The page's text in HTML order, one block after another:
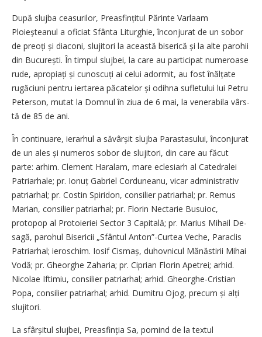
După slujba ceasurilor, Preasfințitul Părinte Varlaam
Ploieșteanul a oficiat Sfânta Liturghie, înconjurat de un sobor
de preoți și diaconi, slujitori la această biserică și la alte parohii
din București. În timpul slujbei, la care au participat numeroase
rude, apropiați și cunoscuți ai celui adormit, au fost înălțate
rugăciuni pentru iertarea păcatelor și odihna sufletului lui Petru
Peterson, mutat la Domnul în ziua de 6 mai, la venerabila vârs­
tă de 85 de ani.
În continuare, ierarhul a săvâr­șit slujba Parastasului, înconjurat
de un ales și numeros sobor de slujitori, din care au făcut
parte: arhim. Clement Haralam, mare eclesiarh al Catedralei
Patriarhale; pr. Ionuț Gabriel Corduneanu, vicar administrativ
patriarhal; pr. Costin Spiridon, consilier patriarhal; pr. Remus
Marian, consilier patriarhal; pr. Florin Nectarie Busuioc,
protopop al Protoieriei Sector 3 Capitală; pr. Marius Mihail De­
sagă, parohul Bisericii „Sfântul Anton”-Curtea Veche, Paraclis
Patriarhal; ieroschim. Iosif Cismaș, duhovnicul Mănăstirii Mihai
Vodă; pr. Gheorghe Zaharia; pr. Ciprian Florin Apetrei; arhid.
Nicolae Iftimiu, consilier patriarhal; arhid. Gheorghe-Cristian
Popa, consilier patriarhal; arhid. Dumitru Ojog, precum și alți
slujitori.
La sfârșitul slujbei, Preasfinția Sa, pornind de la textul